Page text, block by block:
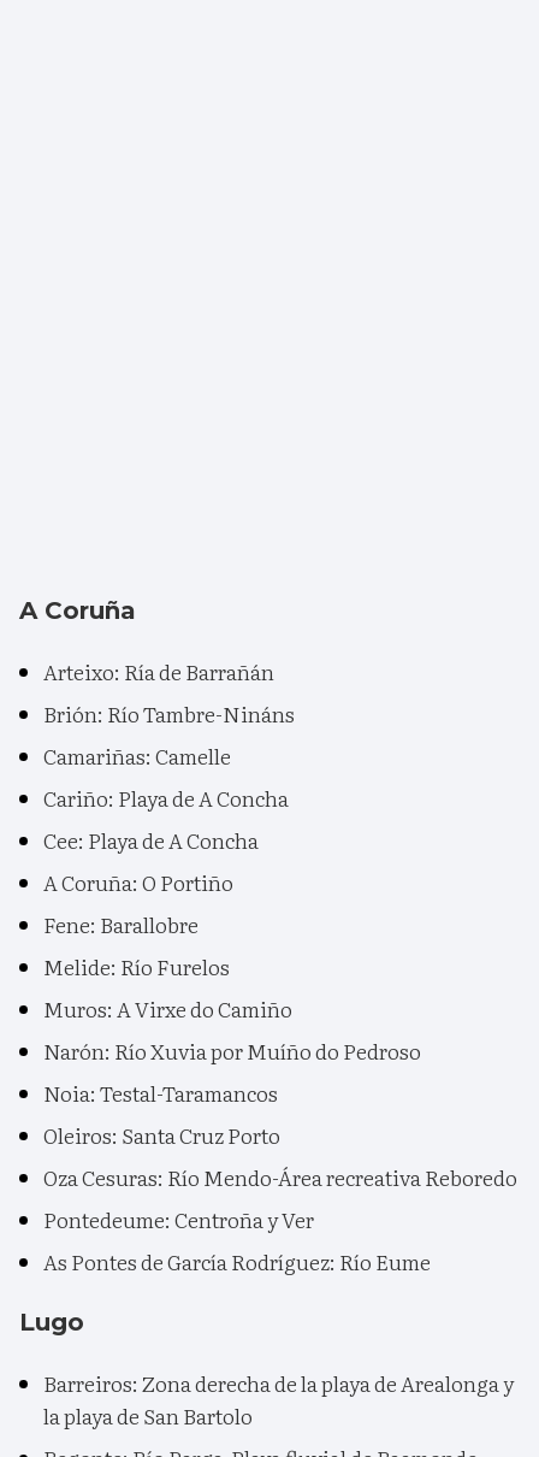
A Coruña
Arteixo: Ría de Barrañán
Brión: Río Tambre-Nináns
Camariñas: Camelle
Cariño: Playa de A Concha
Cee: Playa de A Concha
A Coruña: O Portiño
Fene: Barallobre
Melide: Río Furelos
Muros: A Virxe do Camiño
Narón: Río Xuvia por Muíño do Pedroso
Noia: Testal-Taramancos
Oleiros: Santa Cruz Porto
Oza Cesuras: Río Mendo-Área recreativa Reboredo
Pontedeume: Centroña y Ver
As Pontes de García Rodríguez: Río Eume
Lugo
Barreiros: Zona derecha de la playa de Arealonga y
la playa de San Bartolo